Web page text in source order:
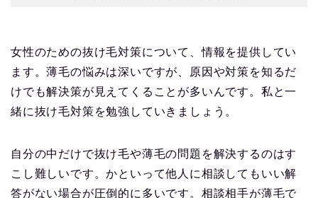
女性のための抜け毛対策について、情報を提供してい
ます。薄毛の悩みは深いですが、原因や対策を知るだ
けでも解決策が見えてくることが多いんです。私と一
緒に抜け毛対策を勉強していきましょう。
自分の中だけで抜け毛や薄毛の問題を解決するのはす
こし難しいです。かといって他人に相談してもいい解
答がない場合が圧倒的に多いです。相談相手が薄毛で